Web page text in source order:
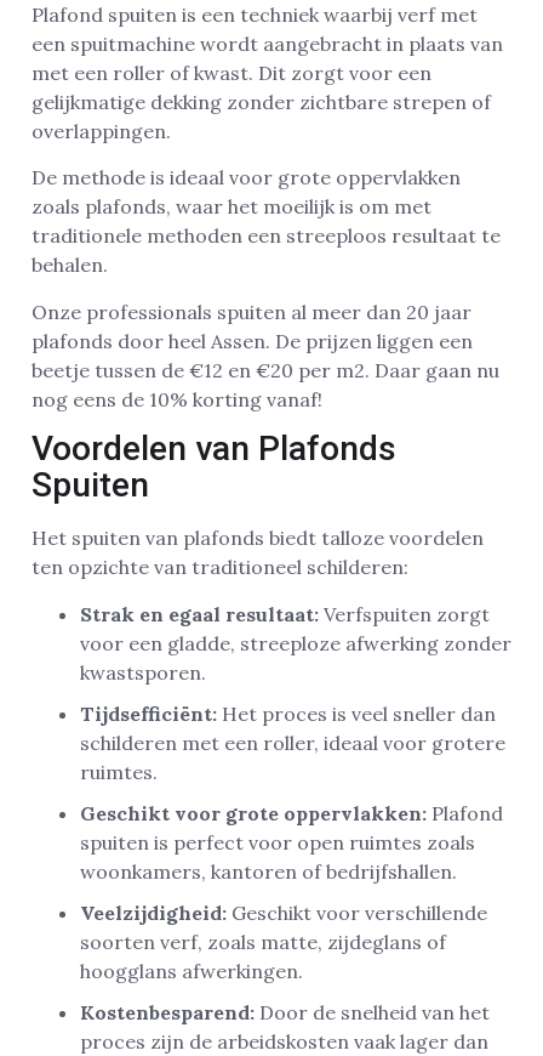
Plafond spuiten is een techniek waarbij verf met
een spuitmachine wordt aangebracht in plaats van
met een roller of kwast. Dit zorgt voor een
gelijkmatige dekking zonder zichtbare strepen of
overlappingen.
De methode is ideaal voor grote oppervlakken
zoals plafonds, waar het moeilijk is om met
traditionele methoden een streeploos resultaat te
behalen.
Onze professionals spuiten al meer dan 20 jaar
plafonds door heel Assen. De prijzen liggen een
beetje tussen de €12 en €20 per m2. Daar gaan nu
nog eens de 10% korting vanaf!
Voordelen van Plafonds
Spuiten
Het spuiten van plafonds biedt talloze voordelen
ten opzichte van traditioneel schilderen:
Strak en egaal resultaat: Verfspuiten zorgt
voor een gladde, streeploze afwerking zonder
kwastsporen.
Tijdsefficiënt: Het proces is veel sneller dan
schilderen met een roller, ideaal voor grotere
ruimtes.
Geschikt voor grote oppervlakken: Plafond
spuiten is perfect voor open ruimtes zoals
woonkamers, kantoren of bedrijfshallen.
Veelzijdigheid: Geschikt voor verschillende
soorten verf, zoals matte, zijdeglans of
hoogglans afwerkingen.
Kostenbesparend: Door de snelheid van het
proces zijn de arbeidskosten vaak lager dan